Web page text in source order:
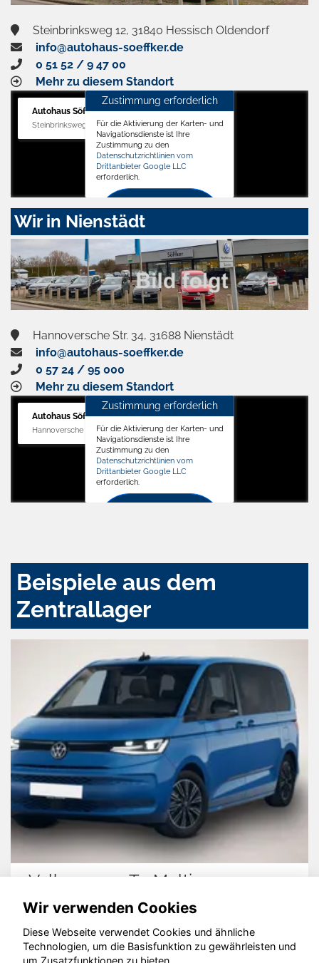
Steinbrinksweg 12, 31840 Hessisch Oldendorf
info@autohaus-soeffker.de
0 51 52 / 9 47 00
Mehr zu diesem Standort
Autohaus Söffker GmbH
Steinbrinksweg 12, 31840 Hessisch Oldendorf
Zustimmung erforderlich
Für die Aktivierung der Karten- und
Navigationsdienste ist Ihre
Zustimmung zu den
Datenschutzrichtlinien vom
Drittanbieter Google LLC
erforderlich.
Zustimmen
aktivieren
Wir in Nienstädt
Hannoversche Str. 34, 31688 Nienstädt
info@autohaus-soeffker.de
0 57 24 / 95 000
Mehr zu diesem Standort
Autohaus Söffker GmbH
Hannoversche Str. 34, 31688 Nienstädt
Zustimmung erforderlich
Für die Aktivierung der Karten- und
Navigationsdienste ist Ihre
Zustimmung zu den
Datenschutzrichtlinien vom
Drittanbieter Google LLC
erforderlich.
Beispiele aus dem
Zentrallager
T7 Multivan
Wir verwenden Cookies
Diese Webseite verwendet Cookies und ähnliche
Technologien, um die Basisfunktion zu gewährleisten und
um Zusatzfunktionen zu bieten.